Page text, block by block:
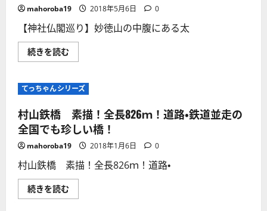
mahoroba19 2018年5月6日 0
【神社仏閣巡り】妙徳山の中腹にある太
続きを読む
社
巡
り】
徳
山
の
中
腹
に
あ
る
太
神
てっちゃんシリーズ
村山鉄橋 素描！全長826ｍ！道路・鉄道並走の
全国でも珍しい橋！
mahoroba19 2018年1月6日 0
村山鉄橋 素描！全長826ｍ！道路・
続きを読む
山